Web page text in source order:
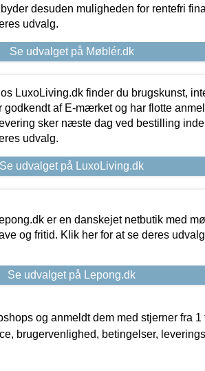
desuden muligheden for rentefri
udvalg.
Se udvalget på Møblér.dk
LuxoLiving.dk finder du brugskunst,
godkendt af E-mærket og har flotte
sker næste dag ved bestilling
udvalg.
Se udvalget på LuxoLiving.dk
er en danskejet netbutik med
og fritid. Klik her for at se deres
Se udvalget på Lepong.dk
og anmeldt dem med stjerner fra 1
brugervenlighed, betingelser,